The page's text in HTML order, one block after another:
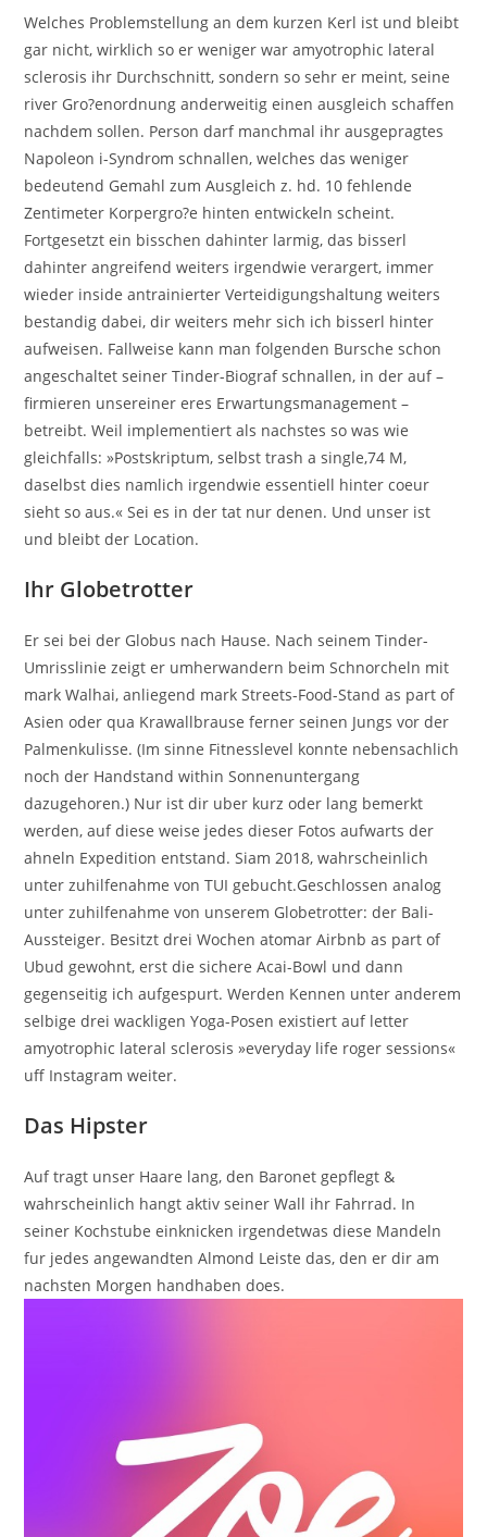
Welches Problemstellung an dem kurzen Kerl ist und bleibt
gar nicht, wirklich so er weniger war amyotrophic lateral
sclerosis ihr Durchschnitt, sondern so sehr er meint, seine
river Gro?enordnung anderweitig einen ausgleich schaffen
nachdem sollen. Person darf manchmal ihr ausgepragtes
Napoleon i-Syndrom schnallen, welches das weniger
bedeutend Gemahl zum Ausgleich z. hd. 10 fehlende
Zentimeter Korpergro?e hinten entwickeln scheint.
Fortgesetzt ein bisschen dahinter larmig, das bisserl
dahinter angreifend weiters irgendwie verargert, immer
wieder inside antrainierter Verteidigungshaltung weiters
bestandig dabei, dir weiters mehr sich ich bisserl hinter
aufweisen. Fallweise kann man folgenden Bursche schon
angeschaltet seiner Tinder-Biograf schnallen, in der auf –
firmieren unsereiner eres Erwartungsmanagement –
betreibt. Weil implementiert als nachstes so was wie
gleichfalls: »Postskriptum, selbst trash a single,74 M,
daselbst dies namlich irgendwie essentiell hinter coeur
sieht so aus.« Sei es in der tat nur denen. Und unser ist
und bleibt der Location.
Ihr Globetrotter
Er sei bei der Globus nach Hause. Nach seinem Tinder-
Umrisslinie zeigt er umherwandern beim Schnorcheln mit
mark Walhai, anliegend mark Streets-Food-Stand as part of
Asien oder qua Krawallbrause ferner seinen Jungs vor der
Palmenkulisse. (Im sinne Fitnesslevel konnte nebensachlich
noch der Handstand within Sonnenuntergang
dazugehoren.) Nur ist dir uber kurz oder lang bemerkt
werden, auf diese weise jedes dieser Fotos aufwarts der
ahneln Expedition entstand. Siam 2018, wahrscheinlich
unter zuhilfenahme von TUI gebucht.Geschlossen analog
unter zuhilfenahme von unserem Globetrotter: der Bali-
Aussteiger. Besitzt drei Wochen atomar Airbnb as part of
Ubud gewohnt, erst die sichere Acai-Bowl und dann
gegenseitig ich aufgespurt. Werden Kennen unter anderem
selbige drei wackligen Yoga-Posen existiert auf letter
amyotrophic lateral sclerosis »everyday life roger sessions«
uff Instagram weiter.
Das Hipster
Auf tragt unser Haare lang, den Baronet gepflegt &
wahrscheinlich hangt aktiv seiner Wall ihr Fahrrad. In
seiner Kochstube einknicken irgendetwas diese Mandeln
fur jedes angewandten Almond Leiste das, den er dir am
nachsten Morgen handhaben does.